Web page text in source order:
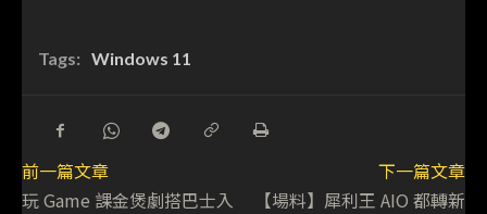
Tags: Windows 11
前一篇文章
玩 Game 課金煲劇搭巴士入
下一篇文章
【場料】犀利王 AIO 都轉新